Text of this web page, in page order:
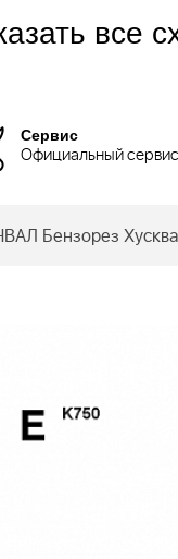
все
Сервис
Официальный сервис
Бензорез